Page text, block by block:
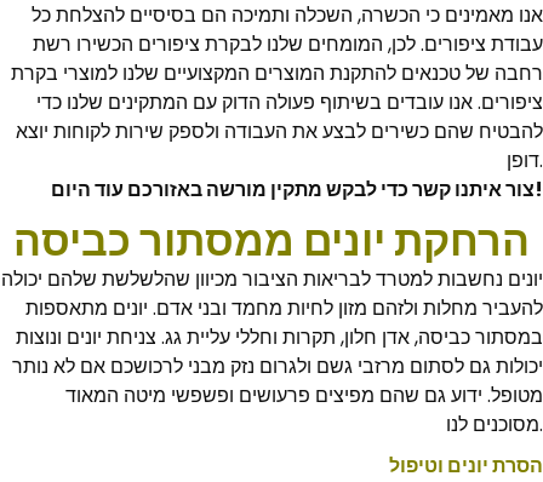
אנו מאמינים כי הכשרה, השכלה ותמיכה הם בסיסיים להצלחת כל
עבודת ציפורים. לכן, המומחים שלנו לבקרת ציפורים הכשירו רשת
רחבה של טכנאים להתקנת המוצרים המקצועיים שלנו למוצרי בקרת
ציפורים. אנו עובדים בשיתוף פעולה הדוק עם המתקינים שלנו כדי
להבטיח שהם כשירים לבצע את העבודה ולספק שירות לקוחות יוצא
דופן.
צור איתנו קשר כדי לבקש מתקין מורשה באזורכם עוד היום!
הרחקת יונים ממסתור כביסה
יונים נחשבות למטרד לבריאות הציבור מכיוון שהלשלשת שלהם יכולה
להעביר מחלות ולזהם מזון לחיות מחמד ובני אדם. יונים מתאספות
במסתור כביסה, אדן חלון, תקרות וחללי עליית גג. צניחת יונים ונוצות
יכולות גם לסתום מרזבי גשם ולגרום נזק מבני לרכושכם אם לא נותר
מטופל. ידוע גם שהם מפיצים פרעושים ופשפשי מיטה המאוד
מסוכנים לנו.
הסרת יונים וטיפול